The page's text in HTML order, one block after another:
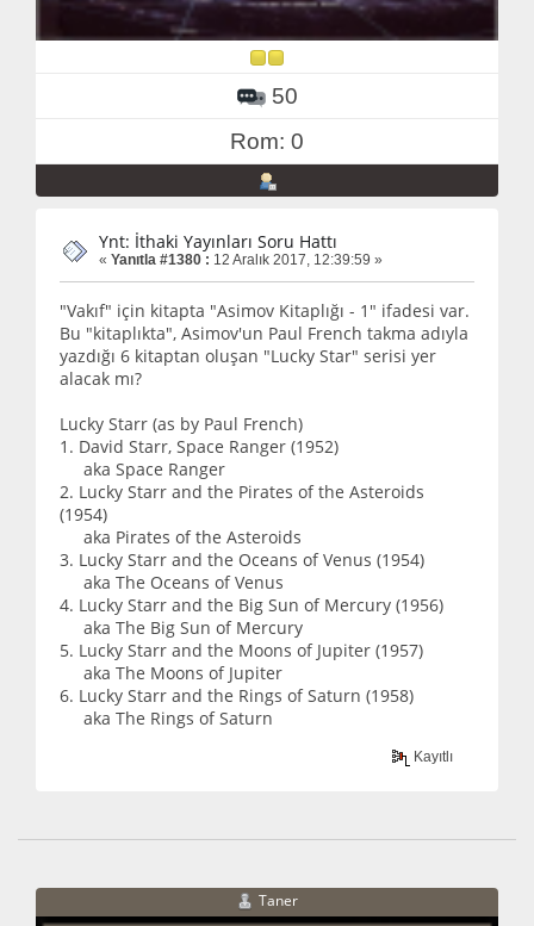
50
Rom: 0
Ynt: İthaki Yayınları Soru Hattı
« Yanıtla #1380 : 12 Aralık 2017, 12:39:59 »
"Vakıf" için kitapta "Asimov Kitaplığı - 1" ifadesi var.
Bu "kitaplıkta", Asimov'un Paul French takma adıyla
yazdığı 6 kitaptan oluşan "Lucky Star" serisi yer
alacak mı?
Lucky Starr (as by Paul French)
1. David Starr, Space Ranger (1952)
aka Space Ranger
2. Lucky Starr and the Pirates of the Asteroids
(1954)
aka Pirates of the Asteroids
3. Lucky Starr and the Oceans of Venus (1954)
aka The Oceans of Venus
4. Lucky Starr and the Big Sun of Mercury (1956)
aka The Big Sun of Mercury
5. Lucky Starr and the Moons of Jupiter (1957)
aka The Moons of Jupiter
6. Lucky Starr and the Rings of Saturn (1958)
aka The Rings of Saturn
Kayıtlı
Taner